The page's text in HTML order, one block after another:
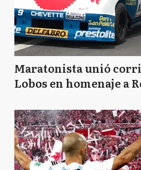
Maratonista unió
Lobos en homenaje a